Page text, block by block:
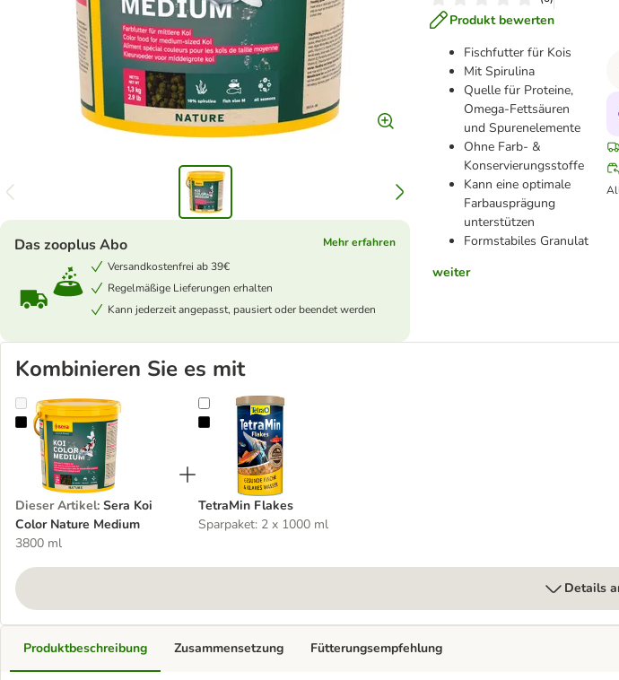
Produkt bewerten
Fischfutter für Kois
Mit Spirulina
Quelle für Proteine,
Omega-Fettsäuren
und Spurenelemente
Ohne Farb- &
Konservierungsstoffe
Kann eine optimale
Farbausprägung
unterstützen
Formstabiles Granulat
weiter
Das zooplus Abo
Mehr erfahren
Versandkostenfrei ab 39€
Regelmäßige Lieferungen erhalten
Kann jederzeit angepasst, pausiert oder beendet werden
Kombinieren Sie es mit
Sera Koi Color Nature Medium
Dieser Artikel: Sera Koi
Color Nature Medium
3800 ml
TetraMin Flakes
TetraMin Flakes
Sparpaket: 2 x 1000 ml
Details
Produktbeschreibung Zusammensetzung Fütterungsempfehlung